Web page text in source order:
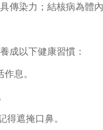
具傳染力；結核病為體
成以下健康習慣：
息。
遮掩口鼻。